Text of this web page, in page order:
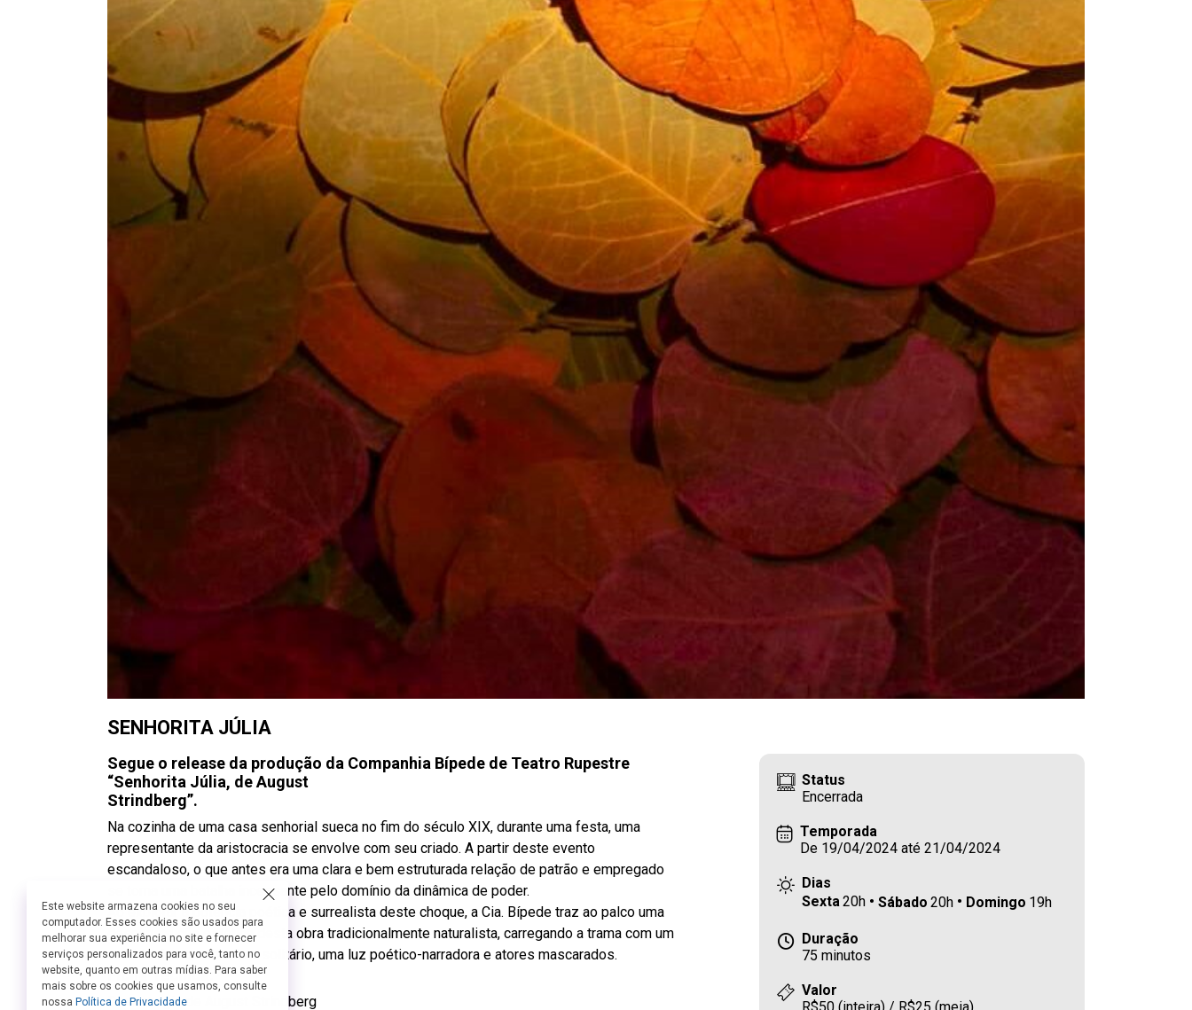
SENHORITA JÚLIA
Segue o release da produção da Companhia Bípede de Teatro Rupestre
“Senhorita Júlia, de August
Strindberg”.
Na cozinha de uma casa senhorial sueca no fim do século XIX, durante uma festa, uma
representante da aristocracia se envolve com seu criado. A partir deste evento
escandaloso, o que antes era uma clara e bem estruturada relação de patrão e empregado
se torna uma batalha incessante pelo domínio da dinâmica de poder.
Ao explorar a potência poética e surrealista deste choque, a Cia. Bípede traz ao palco uma
desconstrução estética desta obra tradicionalmente naturalista, carregando a trama com um
cenário desmembrado e solitário, uma luz poético-narradora e atores mascarados.
Ficha Técnica:
Dramaturgia de August Strindberg
Status
Encerrada
Temporada
De 19/04/2024 até 21/04/2024
Dias
Sexta20h Sábado 20h Domingo 19h
Duração
75 minutos
Valor
Este website armazena cookies no seu
computador. Esses cookies são usados para
melhorar sua experiência no site e fornecer
serviços personalizados para você, tanto no
website, quanto em outras mídias. Para saber
mais sobre os cookies que usamos, consulte
nossa Política de Privacidade